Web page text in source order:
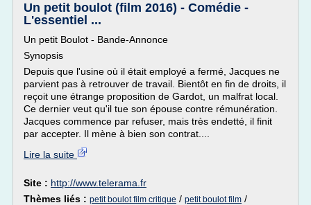
Un petit boulot (film 2016) - Comédie -
L'essentiel ...
Un petit Boulot - Bande-Annonce
Synopsis
Depuis que l'usine où il était employé a fermé, Jacques ne
parvient pas à retrouver de travail. Bientôt en fin de droits, il
reçoit une étrange proposition de Gardot, un malfrat local.
Ce dernier veut qu'il tue son épouse contre rémunération.
Jacques commence par refuser, mais très endetté, il finit
par accepter. Il mène à bien son contrat....
Lire la suite
Site : http://www.telerama.fr
Thèmes liés : petit boulot film critique / petit boulot film /